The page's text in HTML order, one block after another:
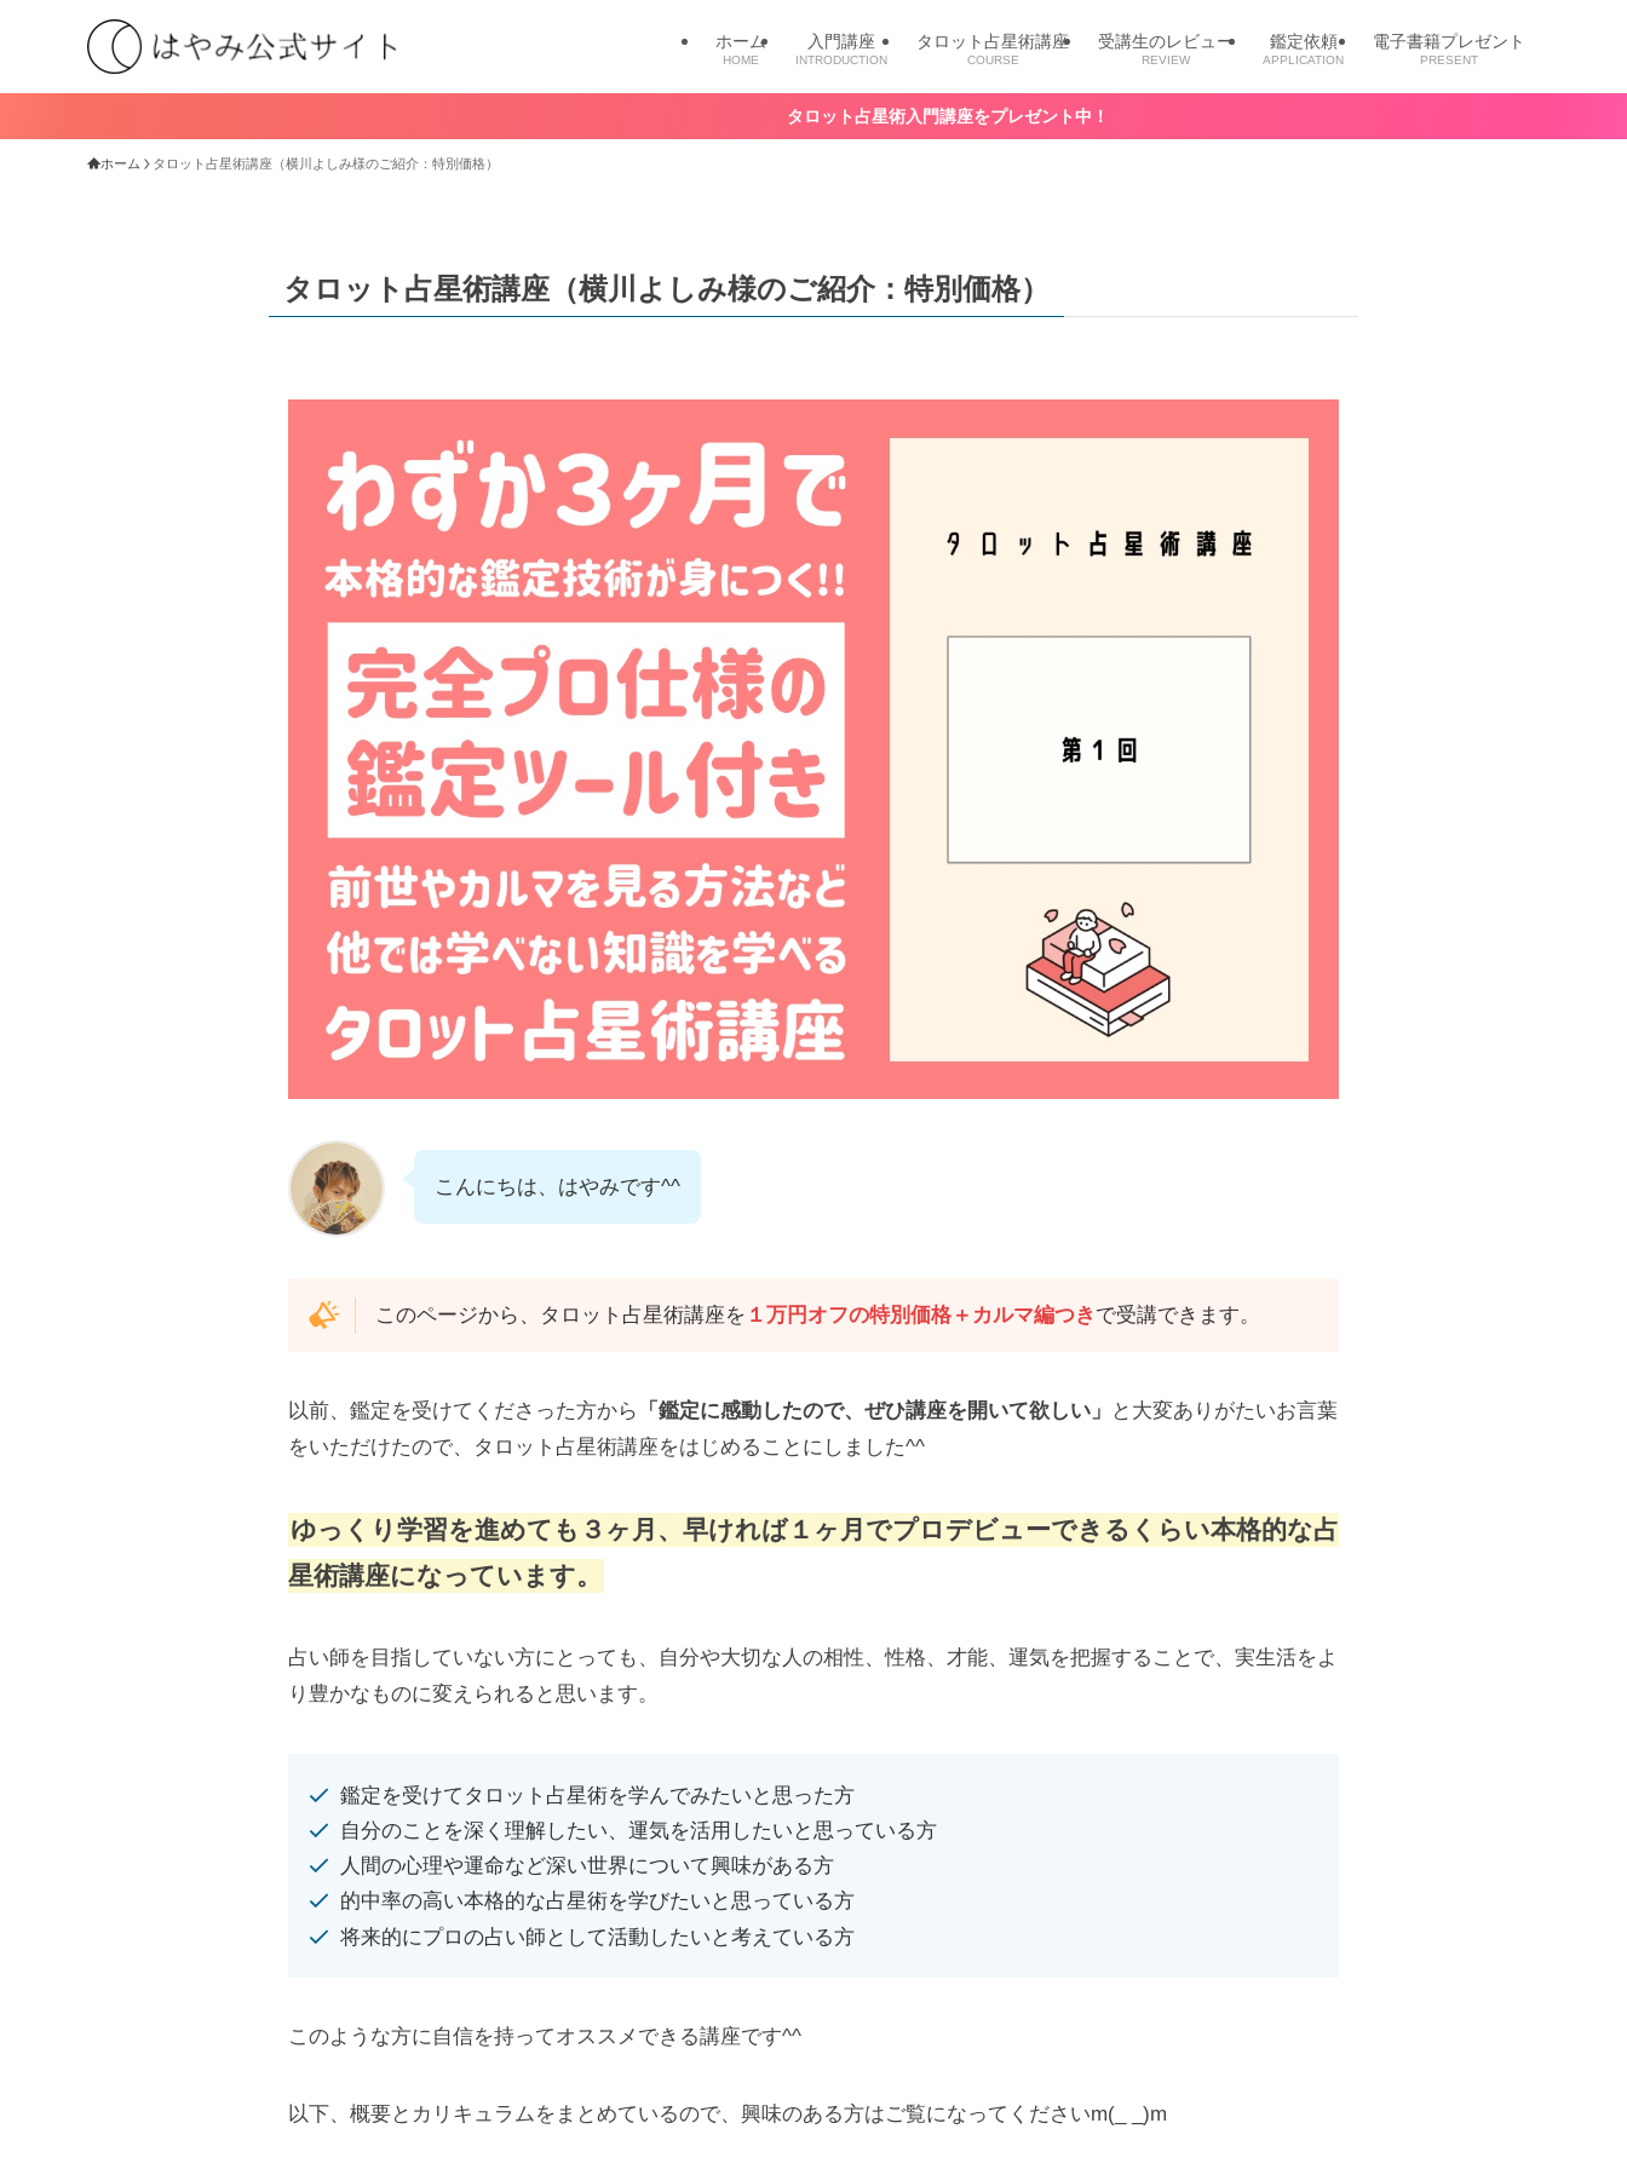
ホーム
HOME
入門講座
INTRODUCTION
タロット占星術講座
COURSE
受講生のレビュー
REVIEW
鑑定依頼
APPLICATION
電子書籍プレゼント
PRESENT
タロット占星術入門講座をプレゼント中！
ホーム タロット占星術講座（横川よしみ様のご紹介：特別価格）
タロット占星術講座（横川よしみ様のご紹介：特別価格）
こんにちは、はやみです^^
このページから、タロット占星術講座を １万円オフの特別価格＋カルマ編つき で受講できます。
以前、鑑定を受けてくださった方から 「鑑定に感動したので、ぜひ講座を開いて欲しい」
と大変ありがたいお言葉
をいただけたので、タロット占星術講座をはじめることにしました^^
ゆっくり学習を進めても３ヶ月、早ければ１ヶ月でプロデビューできるくらい本格的な占
星術講座になっています。
占い師を目指していない方にとっても、自分や大切な人の相性、性格、才能、運気を把握することで、実生活をよ
り豊かなものに変えられると思います。
鑑定を受けてタロット占星術を学んでみたいと思った方
自分のことを深く理解したい、運気を活用したいと思っている方
人間の心理や運命など深い世界について興味がある方
的中率の高い本格的な占星術を学びたいと思っている方
将来的にプロの占い師として活動したいと考えている方
このような方に自信を持ってオススメできる講座です^^
以下、概要とカリキュラムをまとめているので、興味のある方はご覧になってくださいm(_ _)m